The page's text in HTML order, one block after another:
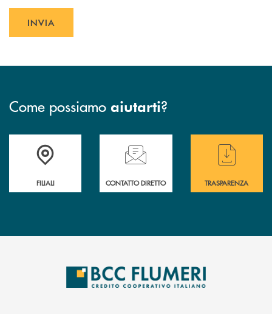
INVIA
Come possiamo aiutarti?
Trova la filiale più vicina a te
FILIALI
Hai bisogno di assistenza immediata ?
CONTATTO DIRETTO
Hai bisogno di
TRASPARENZA